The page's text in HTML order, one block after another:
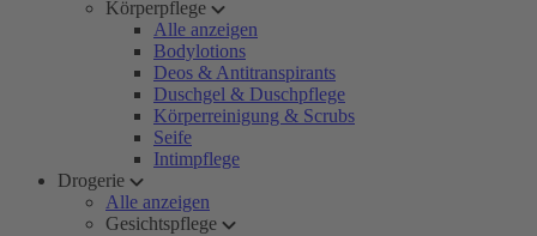
Körperpflege
Alle anzeigen
Bodylotions
Deos & Antitranspirants
Duschgel & Duschpflege
Körperreinigung & Scrubs
Seife
Intimpflege
Drogerie
Alle anzeigen
Gesichtspflege